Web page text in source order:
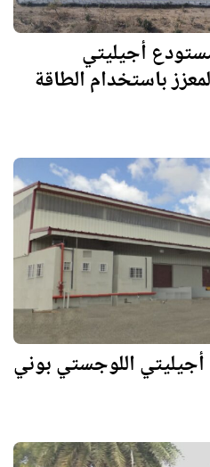
أجيليتي
باستخدام الطاقة
اللوجستي بوني